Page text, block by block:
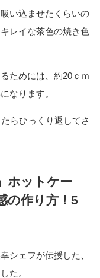
い込ませたくらいの
レイな茶色の焼き色
ためには、約20ｃｍ
なります。
らひっくり返してさ
ホットケー
の作り方！5
シェフが伝授した、
た。